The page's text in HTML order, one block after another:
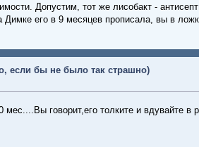
Допустим, тот же лисобакт -
его в 9 месяцев прописала, вы в
если бы не было так страшно)
говорит,его толките и вдувайте в